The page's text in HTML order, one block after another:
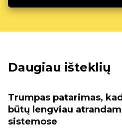
Daugiau išteklių
Trumpas patarimas,
būtų lengviau
sistemose